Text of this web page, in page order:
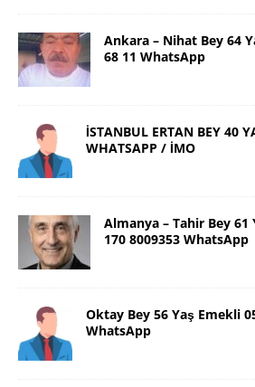
Ankara – Nihat Bey 64
68 11 WhatsApp
İSTANBUL ERTAN BEY 40
WHATSAPP / İMO
Almanya – Tahir Bey 61
170 8009353 WhatsApp
Oktay Bey 56 Yaş Emekli
WhatsApp